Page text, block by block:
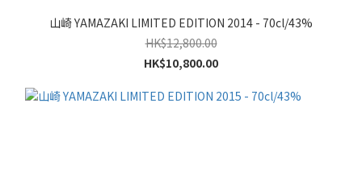
山崎 YAMAZAKI LIMITED EDITION 2014 - 70cl/43%
HK$12,800.00
HK$10,800.00